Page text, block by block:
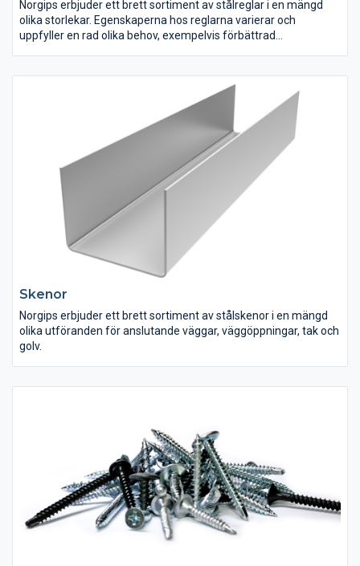
Norgips erbjuder ett brett sortiment av stålreglar i en mängd
olika storlekar. Egenskaperna hos reglarna varierar och
uppfyller en rad olika behov, exempelvis förbättrad
Skenor
Norgips erbjuder ett brett sortiment av stålskenor i en mängd
olika utföranden för anslutande väggar, väggöppningar, tak och
golv.